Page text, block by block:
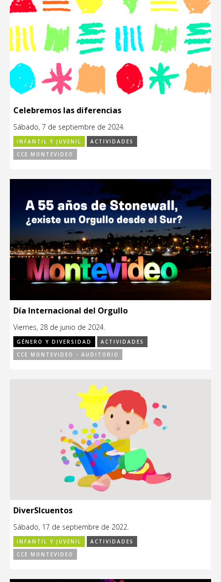
Celebremos las diferencias
Sábado, 7 de septiembre de 2024.
INFANTIL Y JUVENIL
ACTIVIDADES
CCE MONTEVIDEO
Día Internacional del Orgullo
Viernes, 28 de junio de 2024.
GÉNERO Y DIVERSIDAD
ACTIVIDADES
CCE MONTEVIDEO - AUDITORIO
DiverSIcuentos
Sábado, 17 de septiembre de 2022.
INFANTIL Y JUVENIL
ACTIVIDADES
CCE MONTEVIDEO